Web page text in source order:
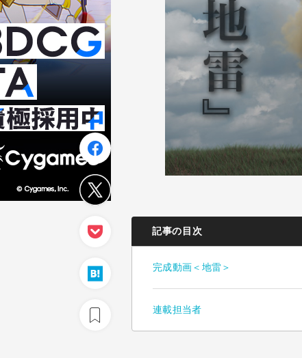
記事の目次
完成動画＜地雷＞
連載担当者